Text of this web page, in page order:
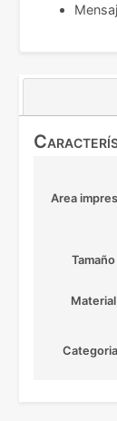
Area
Tamaño
Material